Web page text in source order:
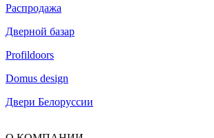
Распродажа
Дверной базар
Profildoors
Domus design
Двери Белоруссии